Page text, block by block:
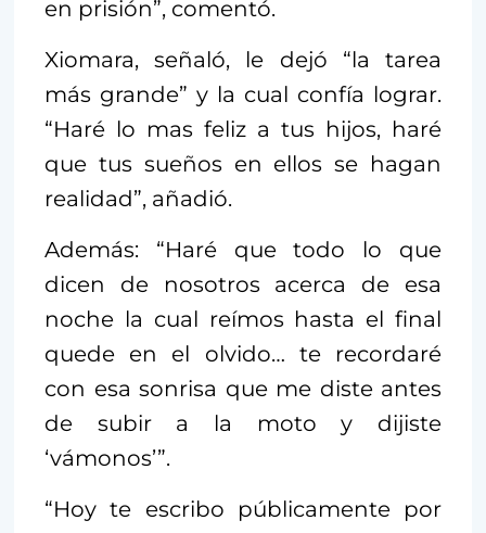
en prisión”, comentó.
Xiomara, señaló, le dejó “la tarea
más grande” y la cual confía lograr.
“Haré lo mas feliz a tus hijos, haré
que tus sueños en ellos se hagan
realidad”, añadió.
Además: “Haré que todo lo que
dicen de nosotros acerca de esa
noche la cual reímos hasta el final
quede en el olvido… te recordaré
con esa sonrisa que me diste antes
de subir a la moto y dijiste
‘vámonos’”.
“Hoy te escribo públicamente por